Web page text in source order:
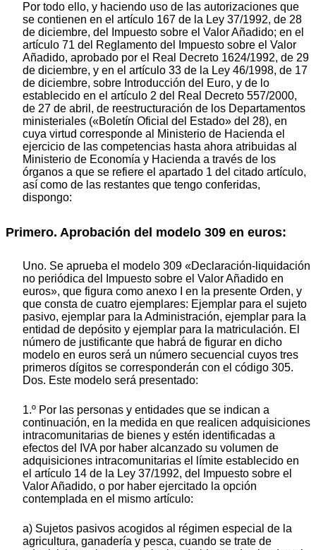
Por todo ello, y haciendo uso de las autorizaciones que
se contienen en el artículo 167 de la Ley 37/1992, de 28
de diciembre, del Impuesto sobre el Valor Añadido; en el
artículo 71 del Reglamento del Impuesto sobre el Valor
Añadido, aprobado por el Real Decreto 1624/1992, de 29
de diciembre, y en el artículo 33 de la Ley 46/1998, de 17
de diciembre, sobre Introducción del Euro, y de lo
establecido en el artículo 2 del Real Decreto 557/2000,
de 27 de abril, de reestructuración de los Departamentos
ministeriales («Boletín Oficial del Estado» del 28), en
cuya virtud corresponde al Ministerio de Hacienda el
ejercicio de las competencias hasta ahora atribuidas al
Ministerio de Economía y Hacienda a través de los
órganos a que se refiere el apartado 1 del citado artículo,
así como de las restantes que tengo conferidas,
dispongo:
Primero. Aprobación del modelo 309 en euros:
Uno. Se aprueba el modelo 309 «Declaración-liquidación
no periódica del Impuesto sobre el Valor Añadido en
euros», que figura como anexo I en la presente Orden, y
que consta de cuatro ejemplares: Ejemplar para el sujeto
pasivo, ejemplar para la Administración, ejemplar para la
entidad de depósito y ejemplar para la matriculación. El
número de justificante que habrá de figurar en dicho
modelo en euros será un número secuencial cuyos tres
primeros dígitos se corresponderán con el código 305.
Dos. Este modelo será presentado:
1.º Por las personas y entidades que se indican a
continuación, en la medida en que realicen adquisiciones
intracomunitarias de bienes y estén identificadas a
efectos del IVA por haber alcanzado su volumen de
adquisiciones intracomunitarias el límite establecido en
el artículo 14 de la Ley 37/1992, del Impuesto sobre el
Valor Añadido, o por haber ejercitado la opción
contemplada en el mismo artículo:
a) Sujetos pasivos acogidos al régimen especial de la
agricultura, ganadería y pesca, cuando se trate de